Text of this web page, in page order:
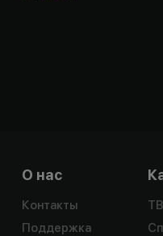
О нас
Контакты
Поддержка
ТВ